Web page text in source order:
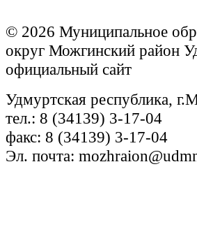
© 2026 Муниципальное
округ Можгинский район
официальный сайт
Удмуртская республика,
тел.: 8 (34139) 3-17-04
факс: 8 (34139) 3-17-04
Эл. почта: